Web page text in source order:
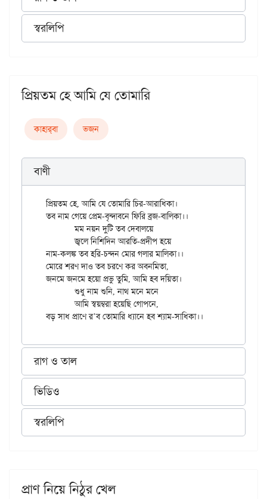
স্বরলিপি
প্রিয়তম হে আমি যে তোমারি
কাহার্‌বা ভজন
বাণী
প্রিয়তম হে, আমি যে তোমারি চির-আরাধিকা।
তব নাম গেয়ে প্রেম-বৃন্দাবনে ফিরি ব্রজ-বালিকা।।
	মম নয়ন দুটি তব দেবালয়ে
	জ্বলে নিশিদিন আরতি-প্রদীপ হয়ে
নাম-কলঙ্ক তব হরি-চন্দন মোর গলার মালিকা।।
মোরে শরণ দাও তব চরণে কর অবনমিতা,
জনমে জনমে হয়ো প্রভু তুমি, আমি হব দয়িতা।
	আমি স্বয়ম্বরা হয়েছি গোপনে,
রাগ ও তাল
ভিডিও
স্বরলিপি
প্রাণ নিয়ে নিঠুর খেল